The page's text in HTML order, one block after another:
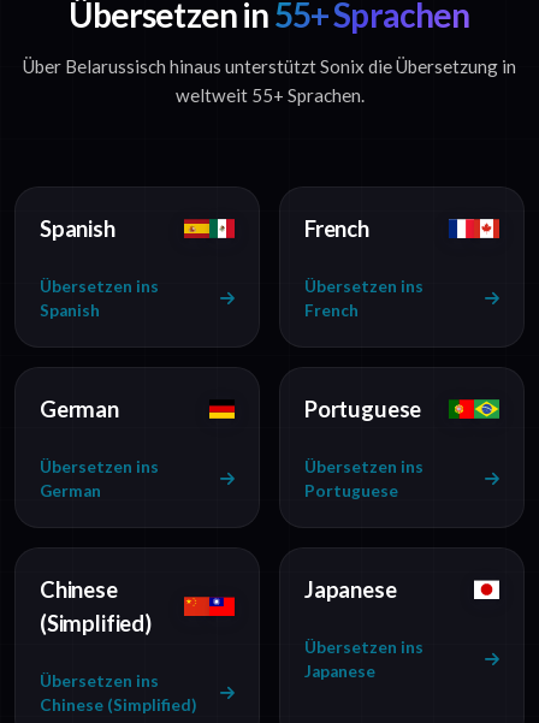
Übersetzen in55+ Sprachen
Über Belarussisch hinaus unterstützt Sonix die Übersetzung in
weltweit 55+ Sprachen.
Spanish
Übersetzen ins
Spanish
French
Übersetzen ins
French
German
Übersetzen ins
German
Portuguese
Übersetzen ins
Portuguese
Chinese
(Simplified)
Übersetzen ins
Chinese (Simplified)
Japanese
Übersetzen ins
Japanese